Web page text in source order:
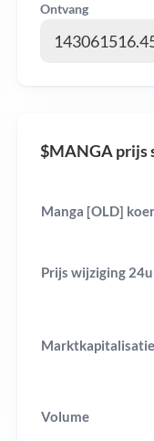
Ontvang
$MANGA prijs
Manga [OLD]
Prijs wijziging 24u
Marktkapitalisatie
Volume